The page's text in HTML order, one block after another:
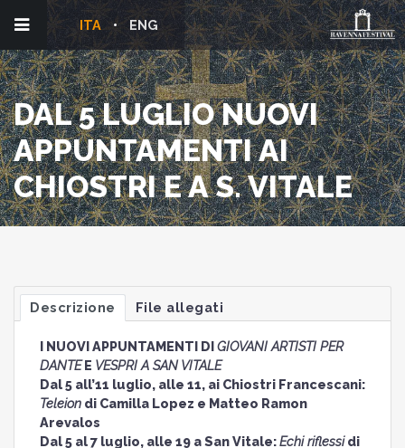
ENG
ITA
DAL 5 LUGLIO NUOVI
APPUNTAMENTI AI
CHIOSTRI E A S. VITALE
Descrizione File allegati
I NUOVI APPUNTAMENTI DIGIOVANI ARTISTI PER
DANTEE VESPRI A SAN VITALE
Dal 5 all’11 luglio, alle 11, ai Chiostri Francescani:
Teleiondi Camilla Lopez e Matteo Ramon
Arevalos
Dal 5 al 7 luglio, alle 19 a San Vitale:Echi riflessidi